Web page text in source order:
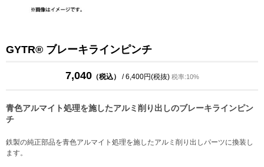
GYTR® ブレーキラインピンチ
7,040（税込） / 6,400円(税抜) 税率:10%
青色アルマイト処理を施したアルミ削り出しのブレーキラインピン
チ
鉄製の純正部品を青色アルマイト処理を施したアルミ削り出しパーツに換装し
ます。